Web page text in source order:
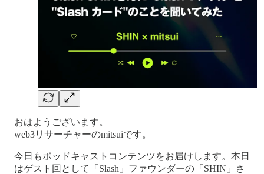
おはようございます。
web3リサーチャーのmitsuiです。
今日もポッドキャストコンテンツをお届けします。本日
はゲスト回として「Slash」ファウンダーの「SHIN」さ